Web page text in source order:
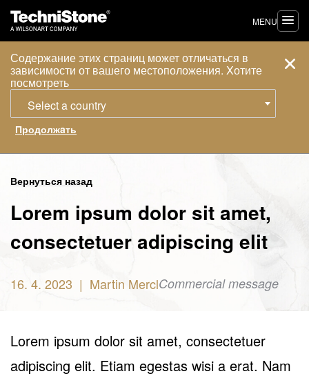
Содержание этих страниц может отличаться в
зависимости от вашего местоположения. Xотите
посмотреть
Select a country
MENU
Вернуться назад
Lorem ipsum dolor sit amet,
consectetuer adipiscing elit
16. 4. 2023 | Martin MerclCommercial message
Lorem ipsum dolor sit amet, consectetuer
adipiscing elit. Etiam egestas wisi a erat. Nam